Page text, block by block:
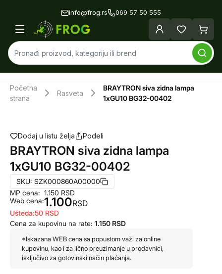
info@frog.rs 069 57 50 555
Početna
strana
Rasveta
BRAYTRON siva zidna lampa
1xGU10 BG32-00402
Dodaj u listu želja Podeli
BRAYTRON siva zidna lampa
1xGU10 BG32-00402
SKU: SZK000860A00000
MP cena:
Web cena:
1.150 RSD
1.100RSD
Ušteda:50 RSD
Cena za kupovinu na rate: 1.150 RSD
*Iskazana WEB cena sa popustom važi za online
kupovinu, kao i za lično preuzimanje u prodavnici,
isključivo za gotovinski način plaćanja.